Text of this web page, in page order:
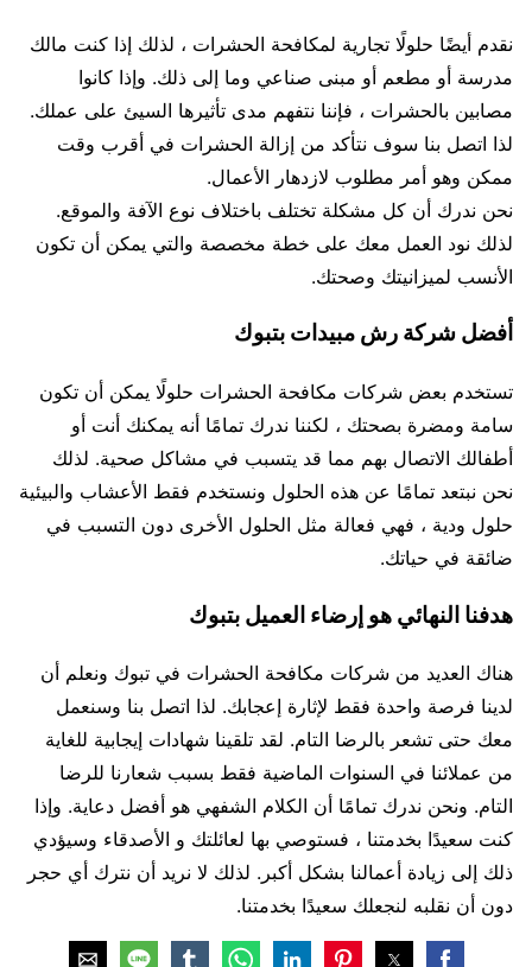
نقدم أيضًا حلولًا تجارية لمكافحة الحشرات ، لذلك إذا كنت مالك
مدرسة أو مطعم أو مبنى صناعي وما إلى ذلك. وإذا كانوا
مصابين بالحشرات ، فإننا نتفهم مدى تأثيرها السيئ على عملك.
لذا اتصل بنا سوف نتأكد من إزالة الحشرات في أقرب وقت
ممكن وهو أمر مطلوب لازدهار الأعمال.
نحن ندرك أن كل مشكلة تختلف باختلاف نوع الآفة والموقع.
لذلك نود العمل معك على خطة مخصصة والتي يمكن أن تكون
الأنسب لميزانيتك وصحتك.
أفضل شركة رش مبيدات بتبوك
تستخدم بعض شركات مكافحة الحشرات حلولًا يمكن أن تكون
سامة ومضرة بصحتك ، لكننا ندرك تمامًا أنه يمكنك أنت أو
أطفالك الاتصال بهم مما قد يتسبب في مشاكل صحية. لذلك
نحن نبتعد تمامًا عن هذه الحلول ونستخدم فقط الأعشاب والبيئية
حلول ودية ، فهي فعالة مثل الحلول الأخرى دون التسبب في
ضائقة في حياتك.
هدفنا النهائي هو إرضاء العميل بتبوك
هناك العديد من شركات مكافحة الحشرات في تبوك ونعلم أن
لدينا فرصة واحدة فقط لإثارة إعجابك. لذا اتصل بنا وسنعمل
معك حتى تشعر بالرضا التام. لقد تلقينا شهادات إيجابية للغاية
من عملائنا في السنوات الماضية فقط بسبب شعارنا للرضا
التام. ونحن ندرك تمامًا أن الكلام الشفهي هو أفضل دعاية. وإذا
كنت سعيدًا بخدمتنا ، فستوصي بها لعائلتك و الأصدقاء وسيؤدي
ذلك إلى زيادة أعمالنا بشكل أكبر. لذلك لا نريد أن نترك أي حجر
دون أن نقلبه لنجعلك سعيدًا بخدمتنا.